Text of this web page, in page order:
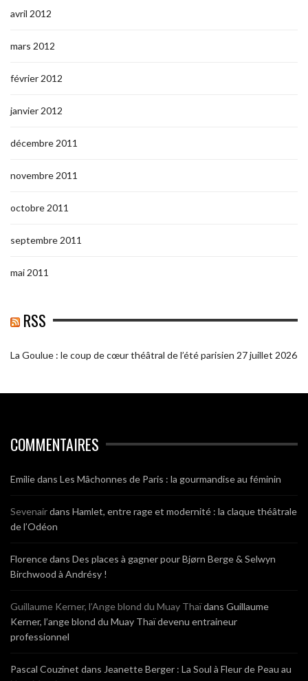
avril 2012
mars 2012
février 2012
janvier 2012
décembre 2011
novembre 2011
octobre 2011
septembre 2011
mai 2011
RSS
La Goulue : le coup de cœur théâtral de l’été parisien 27 juillet 2026
COMMENTAIRES
Emiliedans Les Mâchonnes de Paris : la gourmandise au féminin
Sevenairdans Hamlet, entre rage et modernité : la claque théâtrale
de l’Odéon
Florencedans Des places à gagner pour Bjørn Berge & Selwyn
Birchwood à Andrésy !
Guillaume Kerner, l’Ange blond du Muay Thaïdans Guillaume
Kerner, l’ange blond du Muay Thaï devenu entraineur
professionnel
Pascal Couzinet dans Jeanette Berger : La Soul à Fleur de Peau au